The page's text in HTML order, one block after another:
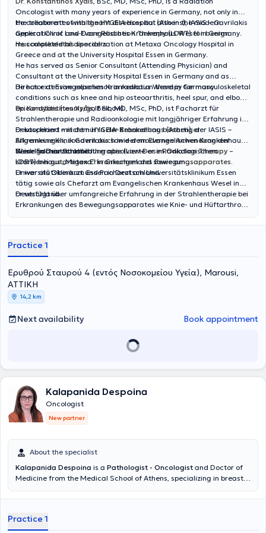
Oncologist with many years of experience in Germany, not only in
the treatment ofmalignant diseasesbut also in the modern
application of Low-Dose Radiation Therapy (LDRT) for benign
musculoskeletal disorders.
He collaborates with the HYGEIA Hospital (Athens), IASIS – Gavrilakis
General Clinic and Evangelisches Krankenhaus Wesel in Germany.
He completed his specialization at Metaxa Oncology Hospital in
Greece and at the University Hospital Essen in Germany.
He has served as Senior Consultant (Attending Physician) and
Consultant at the University Hospital Essen in Germany and as
Director at Evangelisches Krankenhaus Wesel in Germany.
He has extensive experience in radiation therapy for musculoskeletal
conditions such as knee and hip osteoarthritis, heel spur, and elbow
epicondylitis (tennis/golf elbow).
Dr. Konstantinos Xydis, BSc, MD, MSc, PhD, ist Facharzt für
Strahlentherapie und Radioonkologie mit langjähriger Erfahrung in
Deutschland –nicht nur in der Behandlung bösartiger
Erkrankungen, sondern auch in der modernen Anwendung der
Niedrigdosis-Strahlentherapie (Low-Dose Radiation Therapy –
LDRT) bei gutartigen Erkrankungen des Bewegungsapparates.
Er kooperiert mit dem HYGEIA-Krankenhaus (Athen), der IASIS –
Allgemeine Klinik Gavrilakis sowie dem Evangelischen Krankenhaus
Wesel in Deutschland.
Seine Facharztausbildung absolvierte er im Onkologischen
Krankenhaus „Metaxa“ in Griechenland sowie am
Universitätsklinikum Essen in Deutschland.
Er war als Oberarzt und Facharzt am Universitätsklinikum Essen
tätig sowie als Chefarzt am Evangelischen Krankenhaus Wesel in
Deutschland.
Er verfügt über umfangreiche Erfahrung in der Strahlentherapie bei
Erkrankungen des Bewegungsapparates wie Knie- und Hüftarthrose,
Golferellenbogen).
Practice 1
Ερυθρού Σταυρού 4 (εντός Νοσοκομείου Υγεία), Marousi,
ΑΤΤΙΚΗ
14,2 km
Next availability Book appointment
Kalapanida Despoina
Oncologist
New partner
About the specialist
Kalapanida Despoina is a Pathologist - Oncologist and Doctor of
Medicine from the Medical School of Athens, specializing in breast
provide substantive support to cancer patients at every stage of
communication, trust, and the human doctor-patient relationship.
Practice 1